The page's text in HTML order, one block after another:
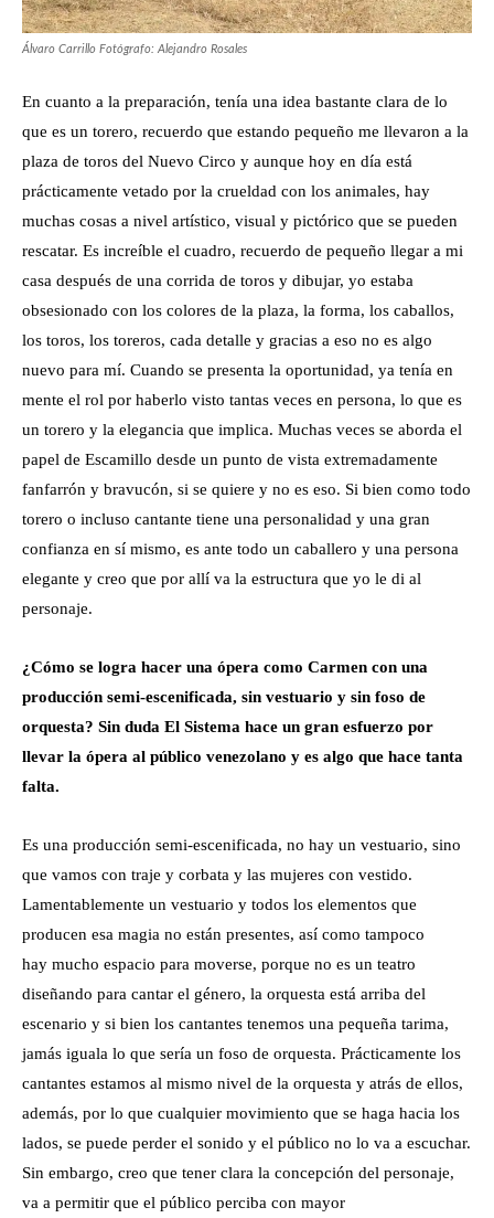
Álvaro Carrillo Fotógrafo: Alejandro Rosales
En cuanto a la preparación, tenía una idea bastante clara de lo
que es un torero, recuerdo que estando pequeño me llevaron a la
plaza de toros del Nuevo Circo y aunque hoy en día está
prácticamente vetado por la crueldad con los animales, hay
muchas cosas a nivel artístico, visual y pictórico que se pueden
rescatar. Es increíble el cuadro, recuerdo de pequeño llegar a mi
casa después de una corrida de toros y dibujar, yo estaba
obsesionado con los colores de la plaza, la forma, los caballos,
los toros, los toreros, cada detalle y gracias a eso no es algo
nuevo para mí. Cuando se presenta la oportunidad, ya tenía en
mente el rol por haberlo visto tantas veces en persona, lo que es
un torero y la elegancia que implica. Muchas veces se aborda el
papel de Escamillo desde un punto de vista extremadamente
fanfarrón y bravucón, si se quiere y no es eso. Si bien como todo
torero o incluso cantante tiene una personalidad y una gran
confianza en sí mismo, es ante todo un caballero y una persona
elegante y creo que por allí va la estructura que yo le di al
personaje.
¿Cómo se logra hacer una ópera como Carmen con una
producción semi-escenificada, sin vestuario y sin foso de
orquesta? Sin duda El Sistema hace un gran esfuerzo por
llevar la ópera al público venezolano y es algo que hace tanta
falta.
Es una producción semi-escenificada, no hay un vestuario, sino
que vamos con traje y corbata y las mujeres con vestido.
Lamentablemente un vestuario y todos los elementos que
producen esa magia no están presentes, así como tampoco
hay mucho espacio para moverse, porque no es un teatro
diseñando para cantar el género, la orquesta está arriba del
escenario y si bien los cantantes tenemos una pequeña tarima,
jamás iguala lo que sería un foso de orquesta. Prácticamente los
cantantes estamos al mismo nivel de la orquesta y atrás de ellos,
además, por lo que cualquier movimiento que se haga hacia los
lados, se puede perder el sonido y el público no lo va a escuchar.
Sin embargo, creo que tener clara la concepción del personaje,
va a permitir que el público perciba con mayor